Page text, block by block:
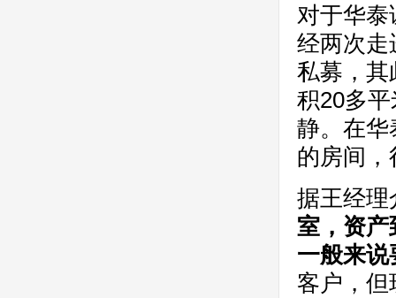
对于华泰
经两次走
私募，其
积20多
静。在华
的房间，
据王经理
室，资产
一般来说
客户，但